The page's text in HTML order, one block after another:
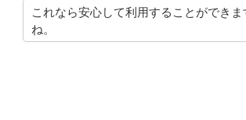
これなら安心して利用することができま
ね。